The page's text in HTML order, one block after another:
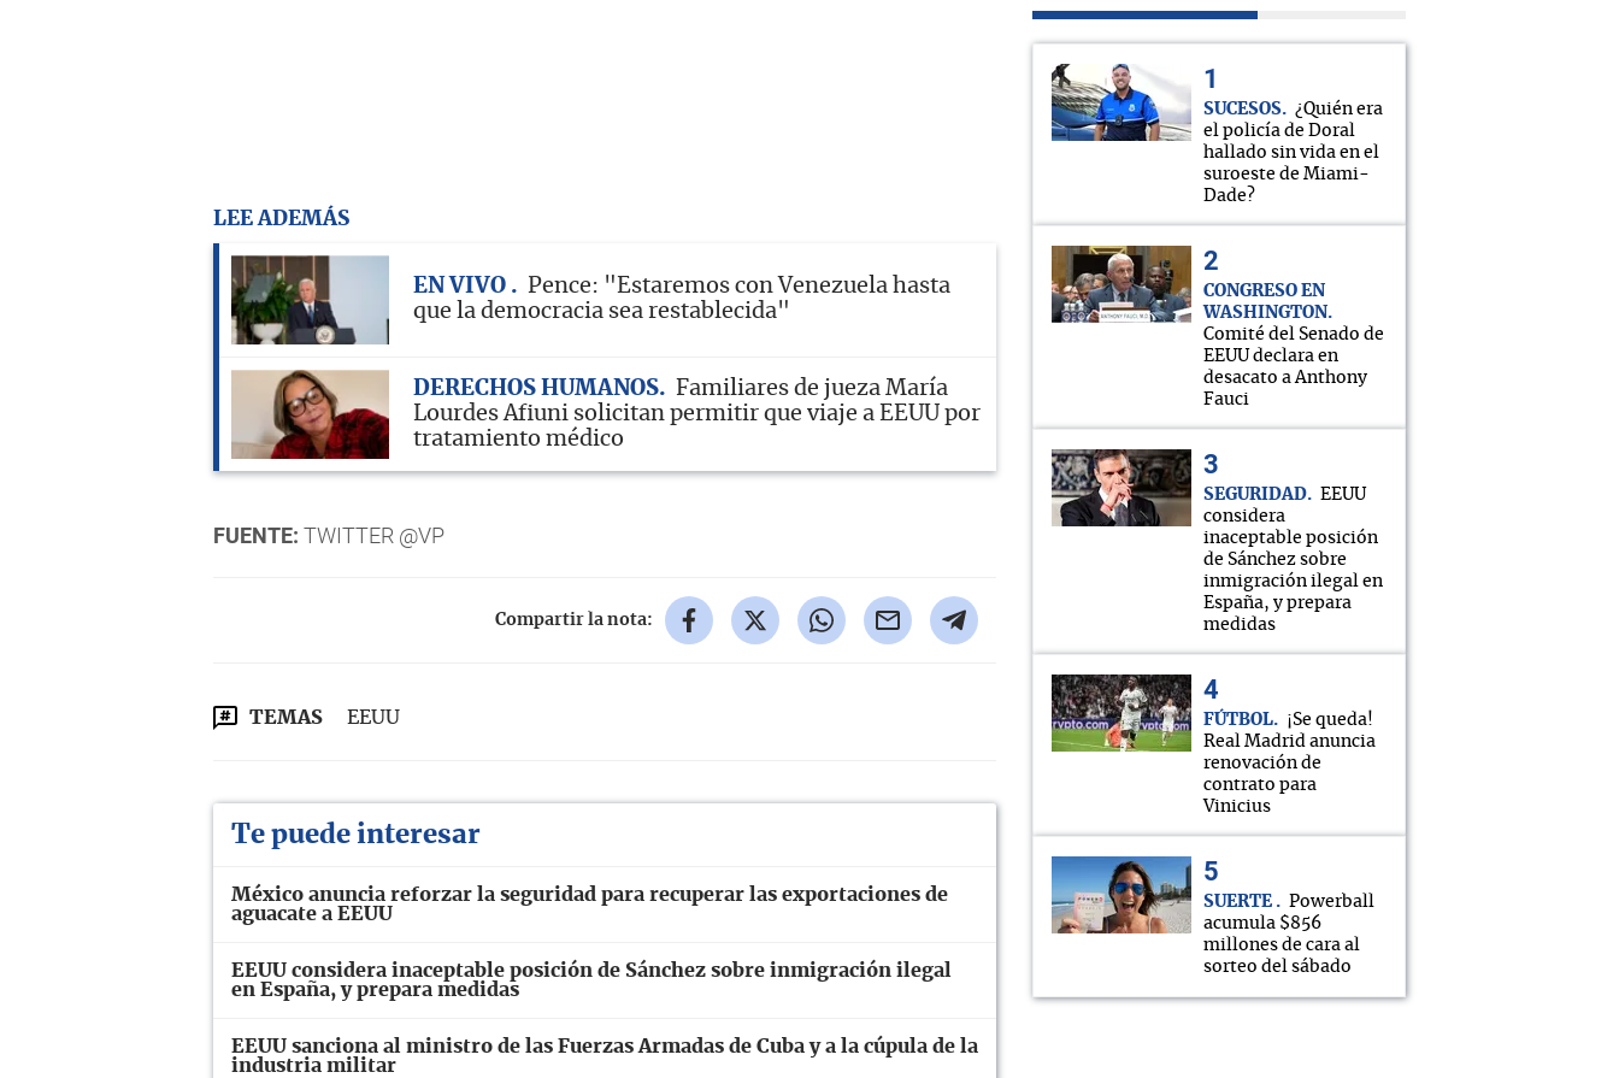
LEE ADEMÁS
EN VIVO
Pence: "Estaremos con Venezuela hasta
que la democracia sea restablecida"
DERECHOS HUMANOS
Familiares de jueza María
Lourdes Afiuni solicitan permitir que viaje a EEUU por
tratamiento médico
FUENTE: TWITTER @VP
Compartir la nota:
TEMAS EEUU
Te puede interesar
México anuncia reforzar la seguridad para recuperar las exportaciones de
aguacate a EEUU
EEUU considera inaceptable posición de Sánchez sobre inmigración ilegal
en España, y prepara medidas
EEUU sanciona al ministro de las Fuerzas Armadas de Cuba y a la cúpula de la
industria militar
SUCESOS
¿Quién era
el policía de Doral
hallado sin vida en el
suroeste de Miami-
Dade?
CONGRESO EN
WASHINGTON
Comité del Senado de
EEUU declara en
desacato a Anthony
Fauci
SEGURIDAD
EEUU
considera
inaceptable posición
de Sánchez sobre
inmigración ilegal en
España, y prepara
medidas
FÚTBOL
¡Se queda!
Real Madrid anuncia
renovación de
contrato para
Vinicius
SUERTE
Powerball
acumula $856
millones de cara al
sorteo del sábado